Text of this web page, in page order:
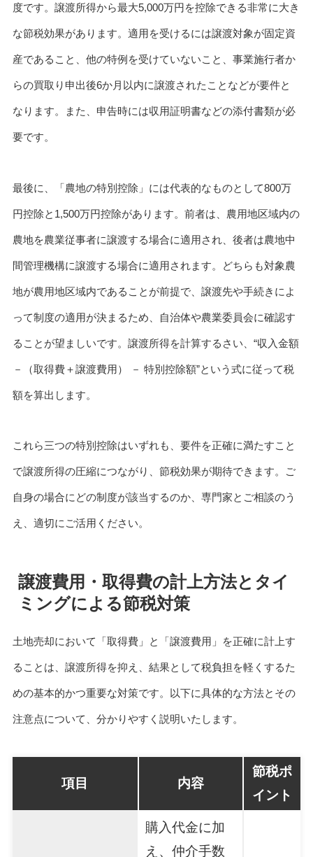
度です。譲渡所得から最大5,000万円を控除できる非常に大き
な節税効果があります。適用を受けるには譲渡対象が固定資
産であること、他の特例を受けていないこと、事業施行者か
らの買取り申出後6か月以内に譲渡されたことなどが要件と
なります。また、申告時には収用証明書などの添付書類が必
要です。
最後に、「農地の特別控除」には代表的なものとして800万
円控除と1,500万円控除があります。前者は、農用地区域内の
農地を農業従事者に譲渡する場合に適用され、後者は農地中
間管理機構に譲渡する場合に適用されます。どちらも対象農
地が農用地区域内であることが前提で、譲渡先や手続きによ
って制度の適用が決まるため、自治体や農業委員会に確認す
ることが望ましいです。譲渡所得を計算するさい、“収入金額
－（取得費＋譲渡費用） － 特別控除額”という式に従って税
額を算出します。
これら三つの特別控除はいずれも、要件を正確に満たすこと
で譲渡所得の圧縮につながり、節税効果が期待できます。ご
自身の場合にどの制度が該当するのか、専門家とご相談のう
え、適切にご活用ください。
譲渡費用・取得費の計上方法とタイ
ミングによる節税対策
土地売却において「取得費」と「譲渡費用」を正確に計上す
ることは、譲渡所得を抑え、結果として税負担を軽くするた
めの基本的かつ重要な対策です。以下に具体的な方法とその
注意点について、分かりやすく説明いたします。
項目 内容
節税ポ
イント
購入代金に加
え、仲介手数